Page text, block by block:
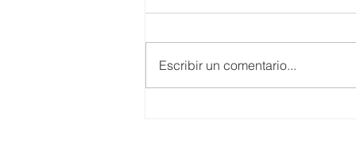
Escribir un comentario...